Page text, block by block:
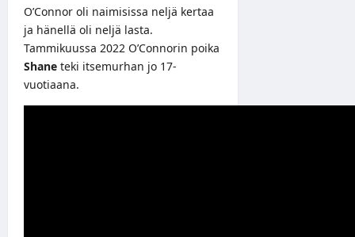
O’Connor oli naimisissa neljä kertaa
ja hänellä oli neljä lasta.
Tammikuussa 2022 O’Connorin poika
Shane teki itsemurhan jo 17-
vuotiaana.